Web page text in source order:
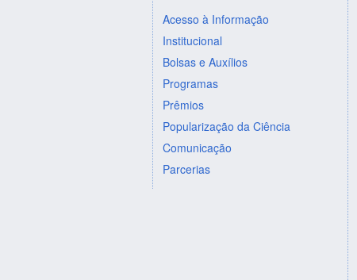
Acesso à Informação
Institucional
Bolsas e Auxílios
Programas
Prêmios
Popularização da Ciência
Comunicação
Parcerias